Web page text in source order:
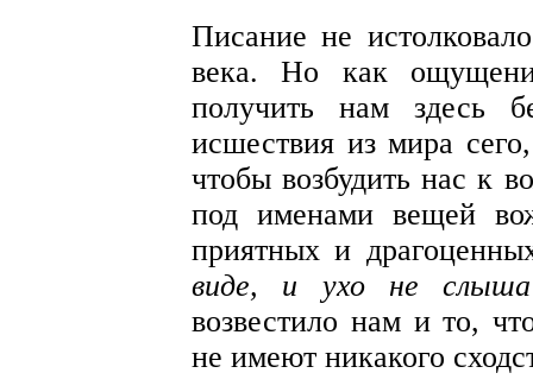
Писание не
века. Но как
получить нам здесь
исшествия из мира
чтобы возбудить нас к
под именами вещей
приятных и
виде, и ухо не слыша
возвестило нам и то,
не имеют никакого